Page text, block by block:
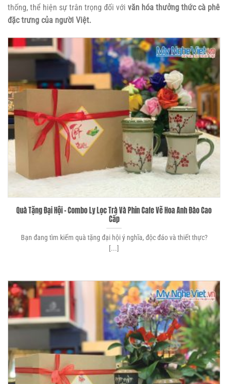
thống, thể hiện sự trân trọng đối với văn hóa thưởng thức cà phê
đặc trưng của người Việt.
Quà Tặng Đại Hội – Combo Ly Lọc Trà Và Phin Cafe Vẽ Hoa Anh Đào Cao
Cấp
Bạn đang tìm kiếm quà tặng đại hội ý nghĩa, độc đáo và thiết thực?
[...]